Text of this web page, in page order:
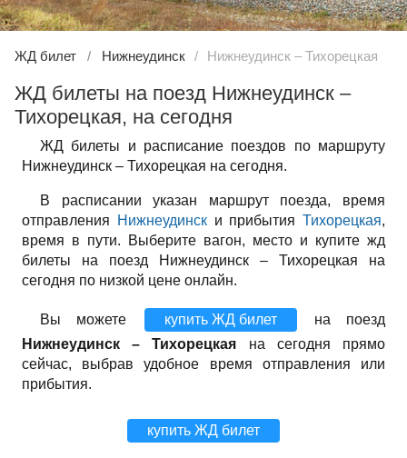
ЖД билет Нижнеудинск Нижнеудинск – Тихорецкая
ЖД билеты на поезд Нижнеудинск –
Тихорецкая, на сегодня
ЖД билеты и расписание поездов по маршруту
Нижнеудинск – Тихорецкая на сегодня.
В расписании указан маршрут поезда, время
отправления
Нижнеудински прибытия Тихорецкая,
время в пути. Выберите вагон, место и купите жд
билеты на поезд Нижнеудинск – Тихорецкая на
сегодня по низкой цене онлайн.
Вы можете купить ЖД билет
на поезд
Нижнеудинск – Тихорецкая на сегодня прямо
сейчас, выбрав удобное время отправления или
прибытия.
купить ЖД билет